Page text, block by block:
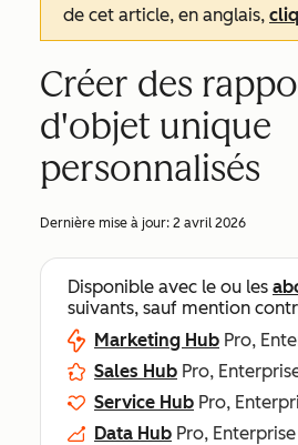
de cet article, en anglais,
Créer des
d'objet unique
personnalisés
Dernière mise à jour: 2 avril 2026
Disponible avec le ou les
suivants, sauf mention
Marketing Hub Pro,
Sales Hub Pro,
Service Hub Pro,
Data Hub Pro, Enterprise